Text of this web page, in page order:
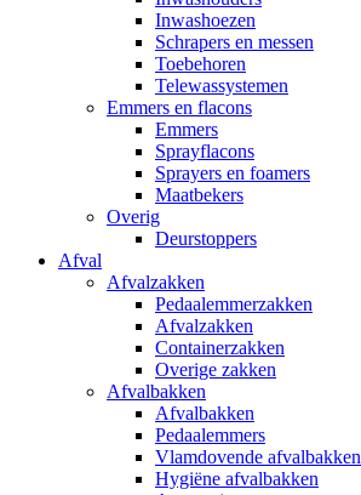
Inwashoezen
Schrapers en messen
Toebehoren
Telewassystemen
Emmers en flacons
Emmers
Sprayflacons
Sprayers en foamers
Maatbekers
Overig
Deurstoppers
Afval
Afvalzakken
Pedaalemmerzakken
Afvalzakken
Containerzakken
Overige zakken
Afvalbakken
Afvalbakken
Pedaalemmers
Vlamdovende afvalbakken
Hygiëne afvalbakken